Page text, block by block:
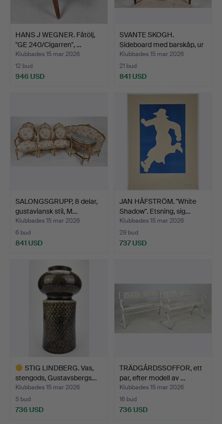
HANS J WEGNER. Fåtölj,
"GE 240/Cigarren", …
Klubbades 15 mar 2026
12 bud
946 USD
SVANTE SKOGH.
Sideboard med barskåp, ur
se…
Klubbades 15 mar 2026
21 bud
841 USD
SALONGSGRUPP, 8 delar,
gustaviansk stil, M…
Klubbades 15 mar 2026
6 bud
841 USD
JAN HÅFSTRÖM. "White
Shadow". Etsning, sig…
Klubbades 15 mar 2026
29 bud
737 USD
STIG LINDBERG. Vas,
stengods, Gustavsbergs…
Klubbades 15 mar 2026
5 bud
736 USD
TRÄDGÅRDSSOFFOR, ett
par, efter modell av …
Klubbades 15 mar 2026
16 bud
736 USD